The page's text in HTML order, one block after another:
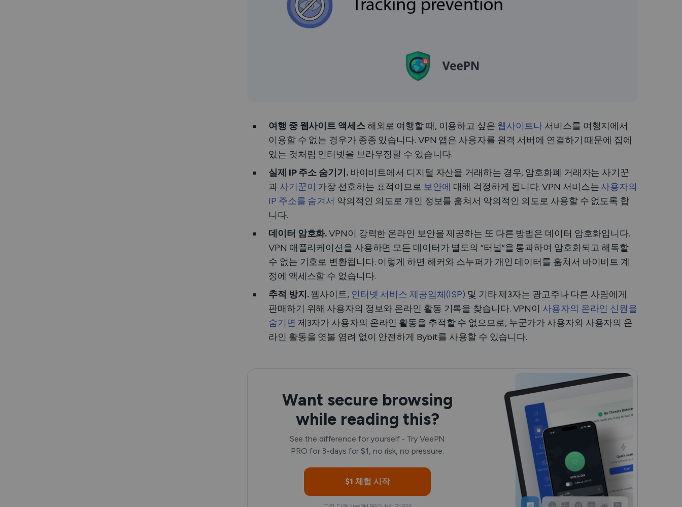
여행 중 웹사이트 액세스해외로 여행할 때, 이용하고 싶은 웹사이트나 서비스를 여행지에서
이용할 수 없는 경우가 종종 있습니다. VPN 앱은 사용자를 원격 서버에 연결하기 때문에 집에
있는 것처럼 인터넷을 브라우징할 수 있습니다.
실제 IP 주소 숨기기. 바이비트에서 디지털 자산을 거래하는 경우, 암호화폐 거래자는 사기꾼
과 사기꾼이 가장 선호하는 표적이므로 보안에 대해 걱정하게 됩니다. VPN 서비스는 사용자의
IP 주소를 숨겨서 악의적인 의도로 개인 정보를 훔쳐서 악의적인 의도로 사용할 수 없도록 합
니다.
데이터 암호화.VPN이 강력한 온라인 보안을 제공하는 또 다른 방법은 데이터 암호화입니다.
VPN 애플리케이션을 사용하면 모든 데이터가 별도의 “터널”을 통과하여 암호화되고 해독할
수 없는 기호로 변환됩니다. 이렇게 하면 해커와 스누퍼가 개인 데이터를 훔쳐서 바이비트 계
정에 액세스할 수 없습니다.
추적 방지.웹사이트, 인터넷 서비스 제공업체(ISP) 및 기타 제3자는 광고주나 다른 사람에게
판매하기 위해 사용자의 정보와 온라인 활동 기록을 찾습니다. VPN이 사용자의 온라인 신원을
숨기면 제3자가 사용자의 온라인 활동을 추적할 수 없으므로, 누군가가 사용자와 사용자의 온
라인 활동을 엿볼 염려 없이 안전하게 Bybit를 사용할 수 있습니다.
Want secure browsing
while reading this?
See the difference for yourself - Try VeePN
PRO for 3-days for $1, no risk, no pressure.
$1 체험 시작